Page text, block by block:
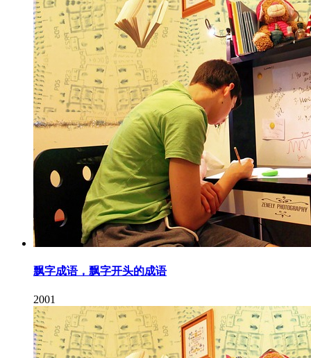
飘字成语，飘字开头的成语
2001